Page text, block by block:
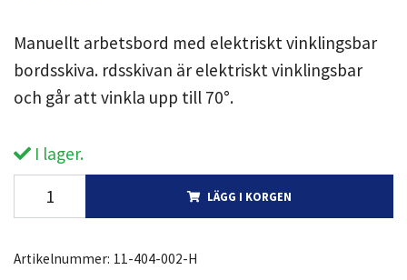
Manuellt arbetsbord med elektriskt vinklingsbar
bordsskiva. rdsskivan är elektriskt vinklingsbar
och går att vinkla upp till 70°.
I lager.
LÄGG I KORGEN
Artikelnummer: 11-404-002-H